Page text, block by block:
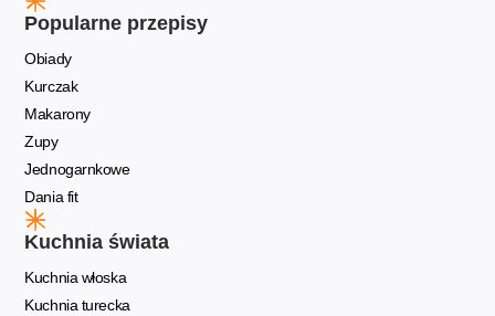
Popularne przepisy
Obiady
Kurczak
Makarony
Zupy
Jednogarnkowe
Dania fit
Kuchnia świata
Kuchnia włoska
Kuchnia turecka